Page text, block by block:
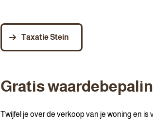
Taxatie Stein
Gratis
Twijfel je over de verkoop van je woning en is